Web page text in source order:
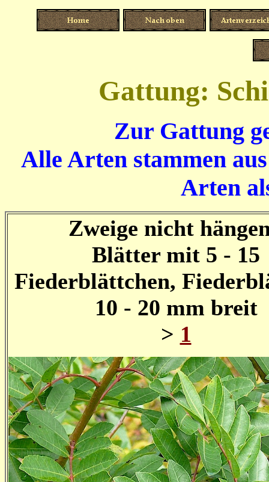
Gattung:
Zur Gattung
Alle Arten stammen
Arten
Zweige nicht
Blätter mit 5 - 15
Fiederblättchen,
10 - 20 mm breit
> 1